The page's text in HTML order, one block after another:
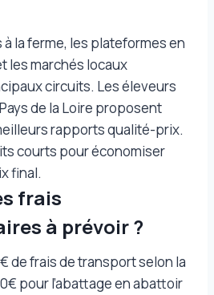
la ferme, les plateformes en
les marchés locaux
circuits. Les éleveurs
de la Loire proposent
rapports qualité-prix.
courts pour économiser
final.
frais
à prévoir ?
de frais de transport selon la
pour l’abattage en abattoir